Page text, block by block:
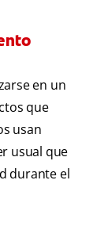
en un
que
usan
usual que
durante el